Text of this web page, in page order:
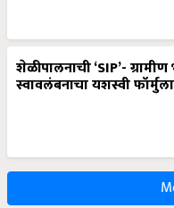
शेळीपालनाची ‘SIP’-
स्वावलंबनाचा यशस्वी फॉर्मुला